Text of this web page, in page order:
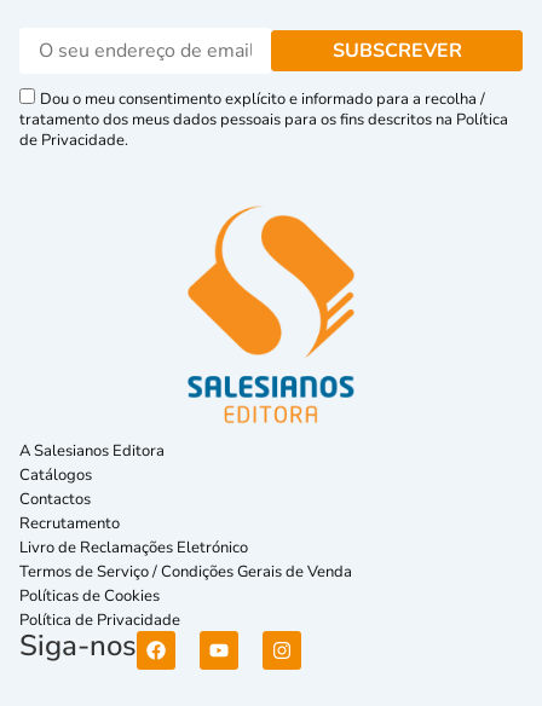
Dou o meu consentimento explícito e informado para a recolha /
tratamento dos meus dados pessoais para os fins descritos na Política
de Privacidade.
A Salesianos Editora
Catálogos
Contactos
Recrutamento
Livro de Reclamações Eletrónico
Termos de Serviço / Condições Gerais de Venda
Políticas de Cookies
Política de Privacidade
Siga-nos